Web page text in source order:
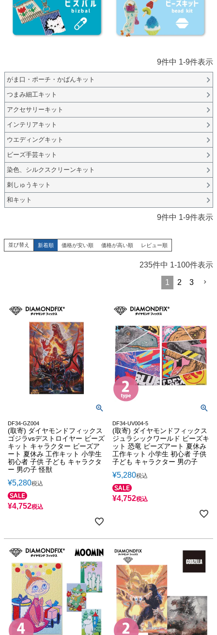
9件中 1-9件表示
がま口・ポーチ・かばんキット
つまみ細工キット
アクセサリーキット
インテリアキット
ウエディングキット
ビーズ手芸キット
染色、シルクスクリーンキット
刺しゅうキット
和キット
9件中 1-9件表示
並び替え 新着順 価格が安い順 価格が高い順 レビュー順
235件中 1-100件表示
1 2 3
DF34-GZ004
(取寄) ダイヤモンドフィックス
ゴジラvsデストロイヤー ビーズ
キット キャラクター ビーズア
ート 夏休み 工作キット 小学生
初心者 子供 子ども キャラクタ
ー 男の子 怪獣
¥5,280税込
¥4,752税込
DF34-UV004-5
(取寄) ダイヤモンドフィックス
ジュラシックワールド ビーズキ
ット 恐竜 ビーズアート 夏休み
工作キット 小学生 初心者 子供
子ども キャラクター 男の子
¥5,280税込
¥4,752税込